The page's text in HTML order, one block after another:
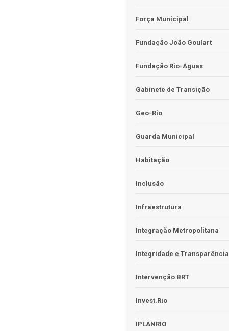
Força Municipal
Fundação João Goulart
Fundação Rio-Águas
Gabinete de Transição
Geo-Rio
Guarda Municipal
Habitação
Inclusão
Infraestrutura
Integração Metropolitana
Integridade e Transparência
Intervenção BRT
Invest.Rio
IPLANRIO